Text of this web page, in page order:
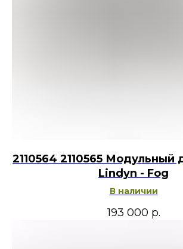
2110564 2110565 Модульный
Lindyn - Fog
В наличии
193 000 р.